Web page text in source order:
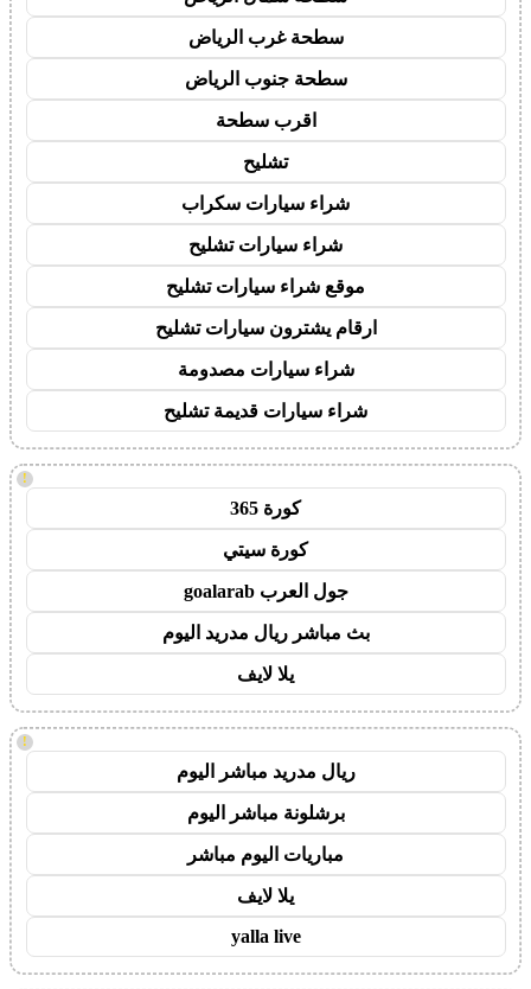
سطحة غرب الرياض
سطحة جنوب الرياض
اقرب سطحة
تشليح
شراء سيارات سكراب
شراء سيارات تشليح
موقع شراء سيارات تشليح
ارقام يشترون سيارات تشليح
شراء سيارات مصدومة
شراء سيارات قديمة تشليح
!
كورة 365
كورة سيتي
جول العرب goalarab
بث مباشر ريال مدريد اليوم
يلا لايف
!
ريال مدريد مباشر اليوم
برشلونة مباشر اليوم
مباريات اليوم مباشر
يلا لايف
yalla live